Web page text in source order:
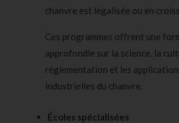
chanvre est légalisée ou en
Ces programmes offrent une
approfondie sur la science, la
réglementation et les
industrielles du chanvre.
Écoles spécialisées